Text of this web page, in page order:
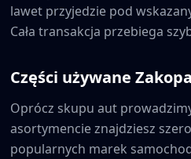
lawet przyjedzie pod
Cała transakcja przebiega
Części używane
Oprócz skupu aut
asortymencie znajdziesz
popularnych marek